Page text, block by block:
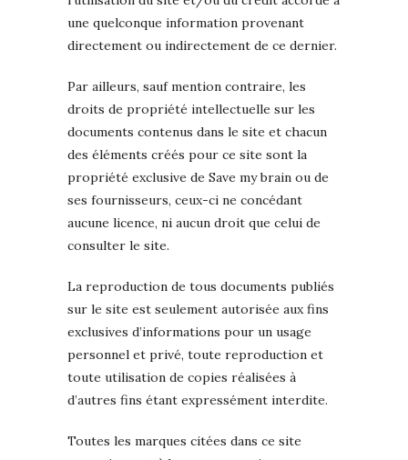
une quelconque information provenant
directement ou indirectement de ce dernier.
Par ailleurs, sauf mention contraire, les
droits de propriété intellectuelle sur les
documents contenus dans le site et chacun
des éléments créés pour ce site sont la
propriété exclusive de Save my brain ou de
ses fournisseurs, ceux-ci ne concédant
aucune licence, ni aucun droit que celui de
consulter le site.
La reproduction de tous documents publiés
sur le site est seulement autorisée aux fins
exclusives d’informations pour un usage
personnel et privé, toute reproduction et
toute utilisation de copies réalisées à
d’autres fins étant expressément interdite.
Toutes les marques citées dans ce site